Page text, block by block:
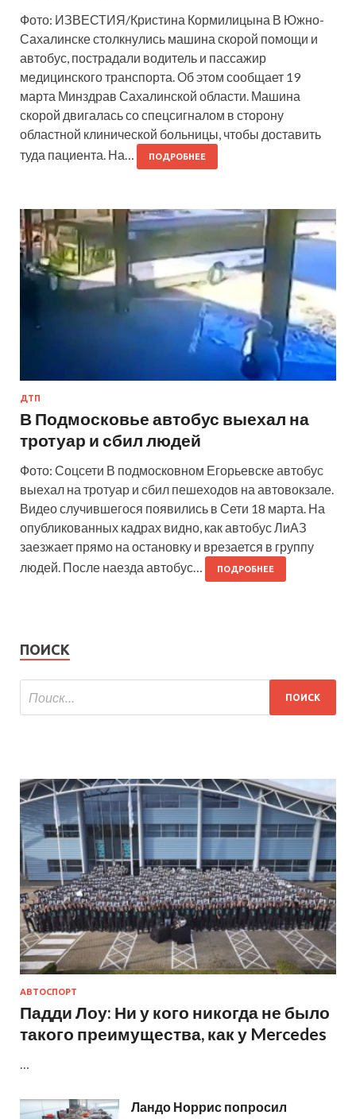
Фото: ИЗВЕСТИЯ/Кристина Кормилицына В Южно-
Сахалинске столкнулись машина скорой помощи и
автобус, пострадали водитель и пассажир
медицинского транспорта. Об этом сообщает 19
марта Минздрав Сахалинской области. Машина
скорой двигалась со спецсигналом в сторону
областной клинической больницы, чтобы доставить
туда пациента. На…
ПОДРОБНЕЕ
ДТП
В Подмосковье автобус выехал на
тротуар и сбил людей
Фото: Соцсети В подмосковном Егорьевске автобус
выехал на тротуар и сбил пешеходов на автовокзале.
Видео случившегося появились в Сети 18 марта. На
опубликованных кадрах видно, как автобус ЛиАЗ
заезжает прямо на остановку и врезается в группу
людей. После наезда автобус…
ПОДРОБНЕЕ
ПОИСК
АВТОСПОРТ
Падди Лоу: Ни у кого никогда не было
такого преимущества, как у Mercedes
…
Ландо Норрис попросил